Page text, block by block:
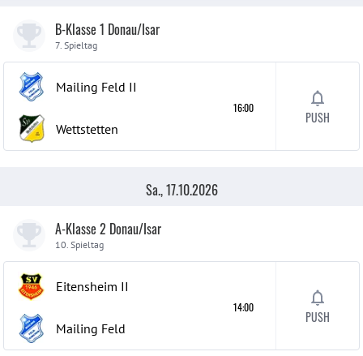
B-Klasse 1 Donau/Isar
7. Spieltag
Mailing Feld II
Wettstetten
16:00
PUSH
Sa., 17.10.2026
A-Klasse 2 Donau/Isar
10. Spieltag
Eitensheim II
Mailing Feld
14:00
PUSH